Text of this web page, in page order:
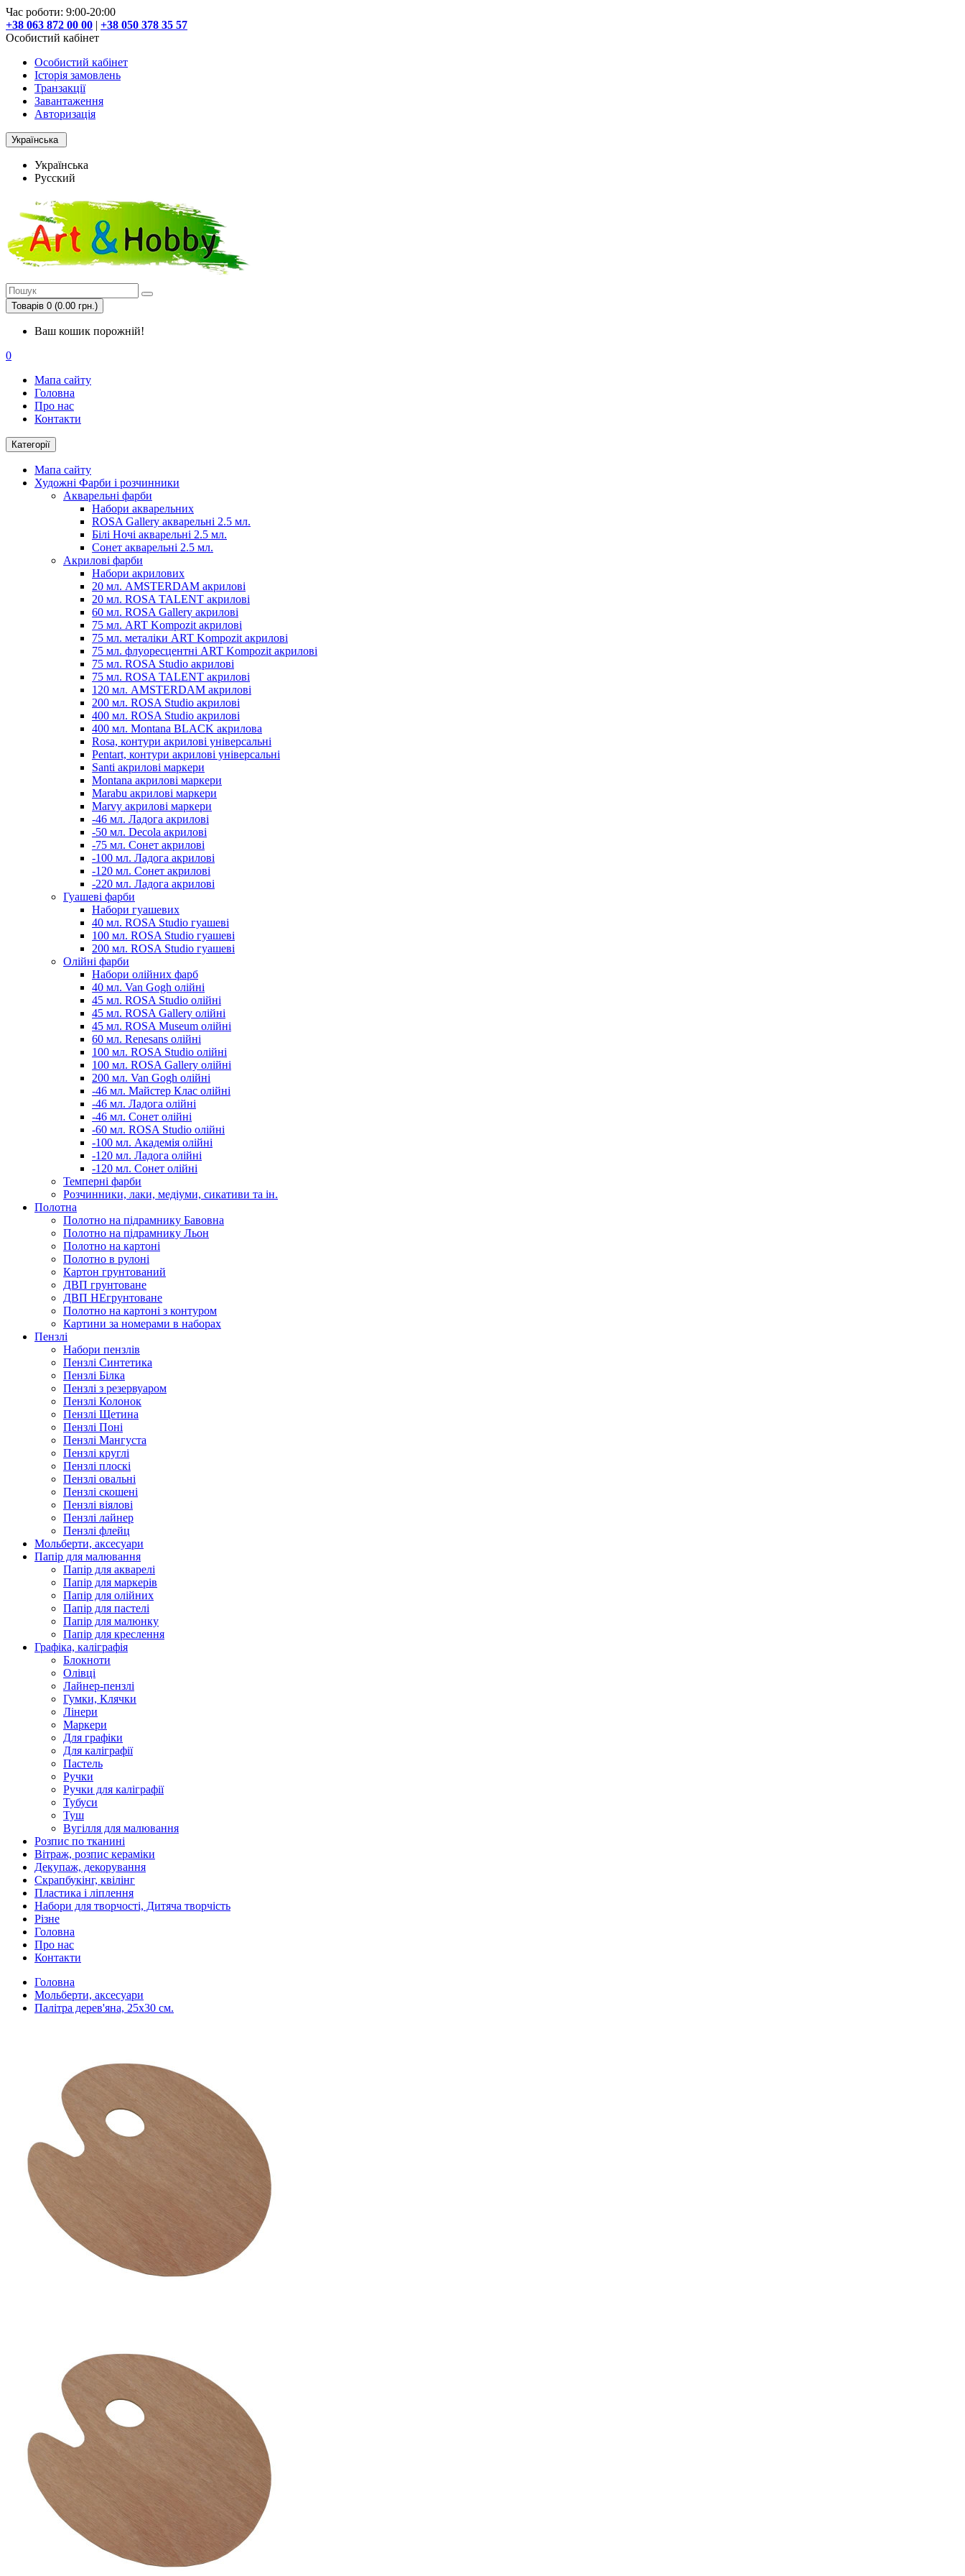
Час роботи: 9:00-20:00
+38 063 872 00 00 | +38 050 378 35 57
Особистий кабінет
Особистий кабінет
Історія замовлень
Транзакції
Завантаження
Авторизація
Українська
Українська
Русский
Товарів 0 (0.00 грн.)
Ваш кошик порожній!
0
Мапа сайту
Головна
Про нас
Контакти
Категорії
Мапа сайту
Художні Фарби і розчинники
Акварельні фарби
Набори акварельних
ROSA Gallery акварельні 2.5 мл.
Білі Ночі акварельні 2.5 мл.
Сонет акварельні 2.5 мл.
Акрилові фарби
Набори акрилових
20 мл. AMSTERDAM акрилові
20 мл. ROSA TALENT акрилові
60 мл. ROSA Gallery акрилові
75 мл. ART Kompozit акрилові
75 мл. металіки ART Kompozit акрилові
75 мл. флуоресцентні ART Kompozit акрилові
75 мл. ROSA Studio акрилові
75 мл. ROSA TALENT акрилові
120 мл. AMSTERDAM акрилові
200 мл. ROSA Studio акрилові
400 мл. ROSA Studio акрилові
400 мл. Montana BLACK акрилова
Rosa, контури акрилові універсальні
Pentart, контури акрилові універсальні
Santi акрилові маркери
Montana акрилові маркери
Marabu акрилові маркери
Marvy акрилові маркери
-46 мл. Ладога акрилові
-50 мл. Decola акрилові
-75 мл. Сонет акрилові
-100 мл. Ладога акрилові
-120 мл. Сонет акрилові
-220 мл. Ладога акрилові
Гуашеві фарби
Набори гуашевих
40 мл. ROSA Studio гуашеві
100 мл. ROSA Studio гуашеві
200 мл. ROSA Studio гуашеві
Олійні фарби
Набори олійних фарб
40 мл. Van Gogh олійні
45 мл. ROSA Studio олійні
45 мл. ROSA Gallery олійні
45 мл. ROSA Museum олійні
60 мл. Renesans олійні
100 мл. ROSA Studio олійні
100 мл. ROSA Gallery олійні
200 мл. Van Gogh олійні
-46 мл. Майстер Клас олійні
-46 мл. Ладога олійні
-46 мл. Сонет олійні
-60 мл. ROSA Studio олійні
-100 мл. Академія олійні
-120 мл. Ладога олійні
-120 мл. Сонет олійні
Темперні фарби
Розчинники, лаки, медіуми, сикативи та ін.
Полотна
Полотно на підрамнику Бавовна
Полотно на підрамнику Льон
Полотно на картоні
Полотно в рулоні
Картон грунтований
ДВП грунтоване
ДВП НЕгрунтоване
Полотно на картоні з контуром
Картини за номерами в наборах
Пензлі
Набори пензлів
Пензлі Синтетика
Пензлі Білка
Пензлі з резервуаром
Пензлі Колонок
Пензлі Щетина
Пензлі Поні
Пензлі Мангуста
Пензлі круглі
Пензлі плоскі
Пензлі овальні
Пензлі скошені
Пензлі віялові
Пензлі лайнер
Пензлі флейц
Мольберти, аксесуари
Папір для малювання
Папір для акварелі
Папір для маркерів
Папір для олійних
Папір для пастелі
Папір для малюнку
Папір для креслення
Графіка, каліграфія
Блокноти
Олівці
Лайнер-пензлі
Гумки, Клячки
Лінери
Маркери
Для графіки
Для каліграфії
Пастель
Ручки
Ручки для каліграфії
Тубуси
Туш
Вугілля для малювання
Розпис по тканині
Вітраж, розпис кераміки
Декупаж, декорування
Скрапбукінг, квілінг
Пластика і ліплення
Набори для творчості, Дитяча творчість
Різне
Головна
Про нас
Контакти
Головна
Мольберти, аксесуари
Палітра дерев'яна, 25x30 см.